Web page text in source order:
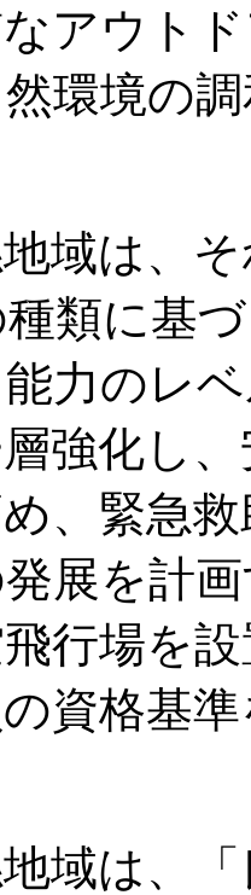
アウト
環境の
域は、
類に基
力のレ
強化し
、緊急
展を計
行場を
資格基
域は、